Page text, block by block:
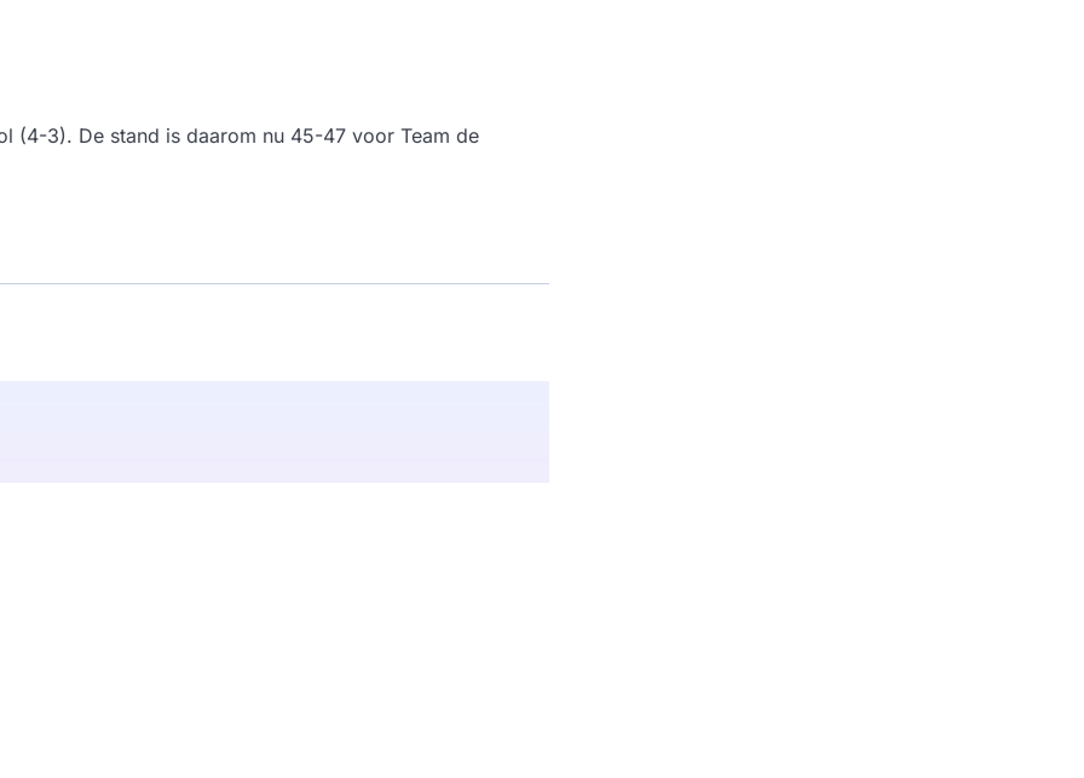
(4-3). De stand is daarom nu 45-47 voor Team de